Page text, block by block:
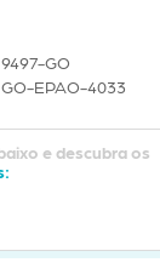
GO
EPAO-4033
e descubra os